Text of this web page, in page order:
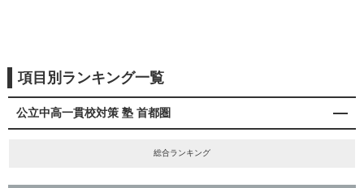
項目別ランキング一覧
公立中高一貫校対策 塾 首都圏
総合ランキング